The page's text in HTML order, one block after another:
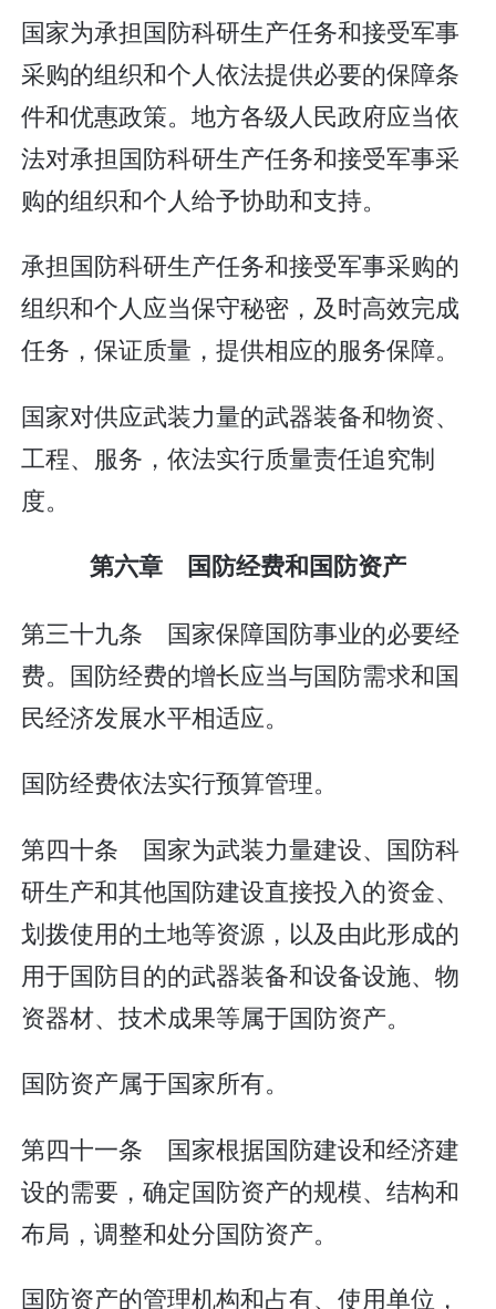
国家为承担国防科研生产任务和接受军事
采购的组织和个人依法提供必要的保障条
件和优惠政策。地方各级人民政府应当依
法对承担国防科研生产任务和接受军事采
购的组织和个人给予协助和支持。
承担国防科研生产任务和接受军事采购的
组织和个人应当保守秘密，及时高效完成
任务，保证质量，提供相应的服务保障。
国家对供应武装力量的武器装备和物资、
工程、服务，依法实行质量责任追究制
度。
第六章 国防经费和国防资产
第三十九条 国家保障国防事业的必要经
费。国防经费的增长应当与国防需求和国
民经济发展水平相适应。
国防经费依法实行预算管理。
第四十条 国家为武装力量建设、国防科
研生产和其他国防建设直接投入的资金、
划拨使用的土地等资源，以及由此形成的
用于国防目的的武器装备和设备设施、物
资器材、技术成果等属于国防资产。
国防资产属于国家所有。
第四十一条 国家根据国防建设和经济建
设的需要，确定国防资产的规模、结构和
布局，调整和处分国防资产。
国防资产的管理机构和占有、使用单位，